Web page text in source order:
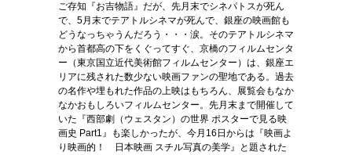
ご存知『お吉物語』だが、先月末でシネパトスが死ん
で、5月末でテアトルシネマが死んで、銀座の映画館も
どうなっちゃうんだろう・・・涙。そのテアトルシネマ
から首都高の下をくぐってすぐ、京橋のフィルムセンタ
ー（東京国立近代美術館フィルムセンター）は、銀座エ
リアに残された数少ない映画ファンの聖地である。過去
の名作や埋もれた作品の上映はもちろん、展覧会もなか
なかおもしろいフィルムセンター。先月末まで開催して
いた『西部劇（ウェスタン）の世界 ポスターで見る映
画史 Part1』も楽しかったが、今月16日からは『映画よ
り映画的！ 日本映画 スチル写真の美学』と題された